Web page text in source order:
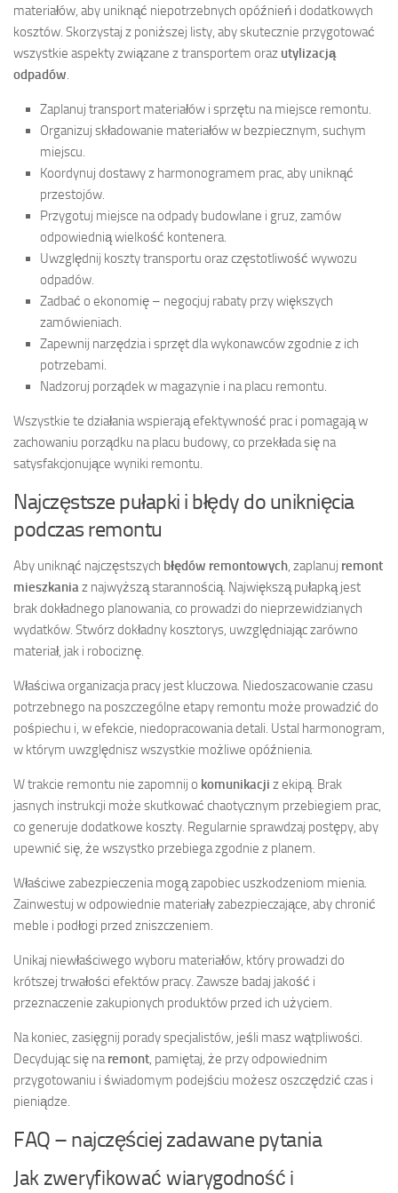
materiałów, aby uniknąć niepotrzebnych opóźnień i dodatkowych
kosztów. Skorzystaj z poniższej listy, aby skutecznie przygotować
wszystkie aspekty związane z transportem oraz utylizacją
odpadów.
Zaplanuj transport materiałów i sprzętu na miejsce remontu.
Organizuj składowanie materiałów w bezpiecznym, suchym
miejscu.
Koordynuj dostawy z harmonogramem prac, aby uniknąć
przestojów.
Przygotuj miejsce na odpady budowlane i gruz, zamów
odpowiednią wielkość kontenera.
Uwzględnij koszty transportu oraz częstotliwość wywozu
odpadów.
Zadbać o ekonomię – negocjuj rabaty przy większych
zamówieniach.
Zapewnij narzędzia i sprzęt dla wykonawców zgodnie z ich
potrzebami.
Nadzoruj porządek w magazynie i na placu remontu.
Wszystkie te działania wspierają efektywność prac i pomagają w
zachowaniu porządku na placu budowy, co przekłada się na
satysfakcjonujące wyniki remontu.
Najczęstsze pułapki i błędy do uniknięcia
podczas remontu
Aby uniknąć najczęstszych błędów remontowych, zaplanuj remont
mieszkaniaz najwyższą starannością. Największą pułapką jest
brak dokładnego planowania, co prowadzi do nieprzewidzianych
wydatków. Stwórz dokładny kosztorys, uwzględniając zarówno
materiał, jak i robociznę.
Właściwa organizacja pracy jest kluczowa. Niedoszacowanie czasu
potrzebnego na poszczególne etapy remontu może prowadzić do
pośpiechu i, w efekcie, niedopracowania detali. Ustal harmonogram,
w którym uwzględnisz wszystkie możliwe opóźnienia.
W trakcie remontu nie zapomnij o komunikacji z ekipą. Brak
jasnych instrukcji może skutkować chaotycznym przebiegiem prac,
co generuje dodatkowe koszty. Regularnie sprawdzaj postępy, aby
upewnić się, że wszystko przebiega zgodnie z planem.
Właściwe zabezpieczenia mogą zapobiec uszkodzeniom mienia.
Zainwestuj w odpowiednie materiały zabezpieczające, aby chronić
meble i podłogi przed zniszczeniem.
Unikaj niewłaściwego wyboru materiałów, który prowadzi do
krótszej trwałości efektów pracy. Zawsze badaj jakość i
przeznaczenie zakupionych produktów przed ich użyciem.
Na koniec, zasięgnij porady specjalistów, jeśli masz wątpliwości.
Decydując się naremont, pamiętaj, że przy odpowiednim
przygotowaniu i świadomym podejściu możesz oszczędzić czas i
pieniądze.
FAQ – najczęściej zadawane pytania
Jak zweryfikować wiarygodność i